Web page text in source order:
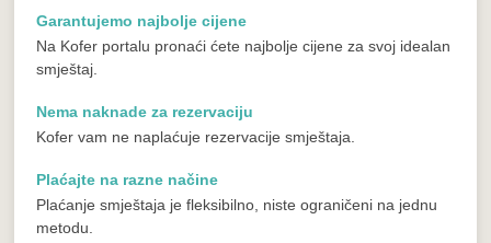
Garantujemo najbolje cijene
Na Kofer portalu pronaći ćete najbolje cijene za svoj idealan
smještaj.
Nema naknade za rezervaciju
Kofer vam ne naplaćuje rezervacije smještaja.
Plaćajte na razne načine
Plaćanje smještaja je fleksibilno, niste ograničeni na jednu
metodu.